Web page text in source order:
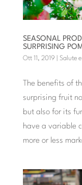
SEASONAL
SURPRISING
Ott 11, 2019 Salute
The benefits of
surprising fruit
but also for its
have a variable
more or less